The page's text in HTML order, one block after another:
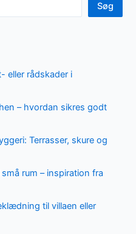
Søg
eller rådskader i
– hvordan sikres godt
Terrasser, skure og
rum – inspiration fra
til villaen eller